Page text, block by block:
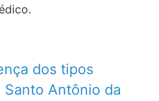
dos tipos
Santo Antônio da